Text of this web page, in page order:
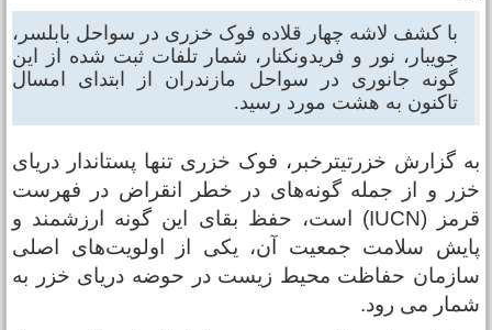
با کشف لاشه چهار قلاده فوک خزری در سواحل بابلسر،
جویبار، نور و فریدونکنار، شمار تلفات ثبت شده از این
گونه جانوری در سواحل مازندران از ابتدای امسال
تاکنون به هشت مورد رسید.
گزارش خزرتیترخبر، فوک خزری تنها پستاندار دریای
و از جمله گونه‌های در خطر انقراض در فهرست
قرمز (IUCN) است، حفظ بقای این گونه ارزشمند و
سلامت جمعیت آن، یکی از اولویت‌های اصلی
حفاظت محیط زیست در حوضه دریای خزر به
می رود.